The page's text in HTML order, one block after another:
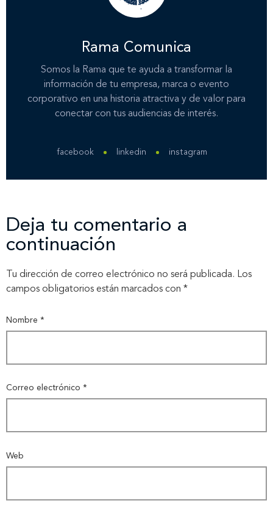
Nuestros clientes
Novedades
Rama Comunica
Somos la Rama que te ayuda a transformar la
información de tu empresa, marca o evento
corporativo en una historia atractiva y de valor para
conectar con tus audiencias de interés.
facebook linkedin instagram
Deja tu comentario a
continuación
Tu dirección de correo electrónico no será publicada. Los
campos obligatorios están marcados con *
Nombre *
Correo electrónico *
Web